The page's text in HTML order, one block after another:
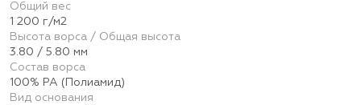
Общий вес
1 200 г/м2
Высота ворса / Общая высота
3.80 / 5.80 мм
Состав ворса
100% PA (Полиамид)
Вид основания